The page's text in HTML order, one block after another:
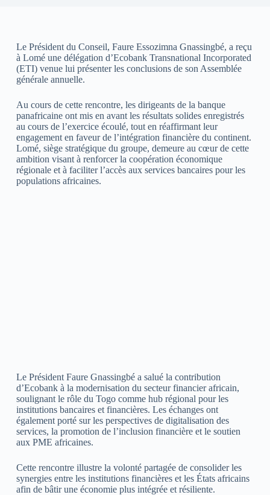
Le Président du Conseil, Faure Essozimna Gnassingbé, a reçu
à Lomé une délégation d’Ecobank Transnational Incorporated
(ETI) venue lui présenter les conclusions de son Assemblée
générale annuelle.
Au cours de cette rencontre, les dirigeants de la banque
panafricaine ont mis en avant les résultats solides enregistrés
au cours de l’exercice écoulé, tout en réaffirmant leur
engagement en faveur de l’intégration financière du continent.
Lomé, siège stratégique du groupe, demeure au cœur de cette
ambition visant à renforcer la coopération économique
régionale et à faciliter l’accès aux services bancaires pour les
populations africaines.
Le Président Faure Gnassingbé a salué la contribution
d’Ecobank à la modernisation du secteur financier africain,
soulignant le rôle du Togo comme hub régional pour les
institutions bancaires et financières. Les échanges ont
également porté sur les perspectives de digitalisation des
services, la promotion de l’inclusion financière et le soutien
aux PME africaines.
Cette rencontre illustre la volonté partagée de consolider les
synergies entre les institutions financières et les États africains
afin de bâtir une économie plus intégrée et résiliente.